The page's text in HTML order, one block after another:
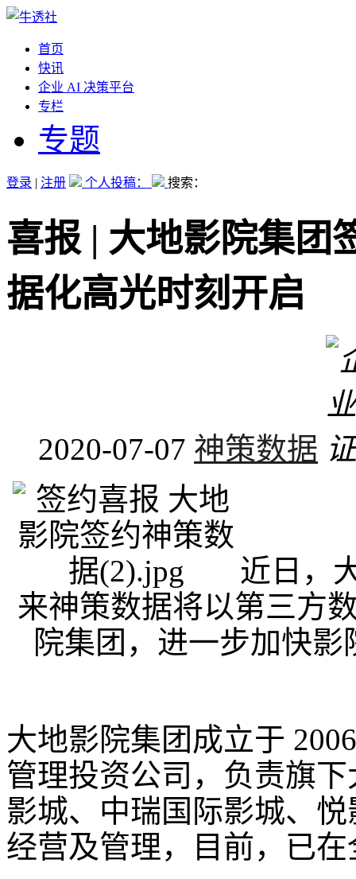
首页
快讯
企业 AI 决策平台
专栏
专题
登录 | 注册 个人投稿： 搜索：
喜报 | 大地影院集团
据化高光时刻开启
2020-07-07 神策数据
近日，
来神策数据将以第三方
院集团，进一步加快
大地影院集团成立于
管理投资公司，负责旗
影城、中瑞国际影城、
经营及管理，目前，已